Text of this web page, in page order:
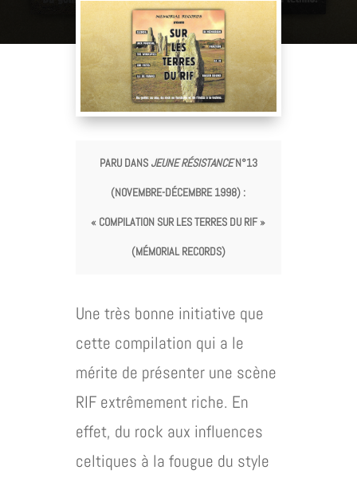
PARU DANS JEUNE RÉSISTANCEN°13
(NOVEMBRE-DÉCEMBRE 1998) :
« COMPILATION SUR LES TERRES DU RIF »
(MÉMORIAL RECORDS)
Une très bonne initiative que
cette compilation qui a le
mérite de présenter une scène
RIF extrêmement riche. En
effet, du rock aux influences
celtiques à la fougue du style